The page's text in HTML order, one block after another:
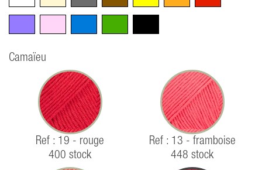
Camaïeu
Ref : 19 - rouge
400 stock
Ref : 13 - framboise
448 stock